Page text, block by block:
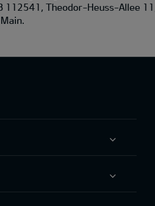
112541, Theodor-Heuss-Allee